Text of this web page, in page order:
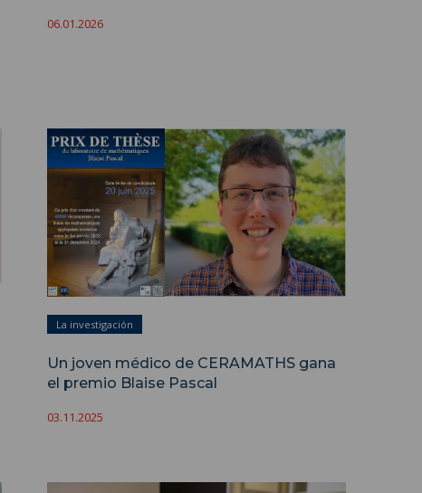
06.01.2026
La investigación
Un joven médico de CERAMATHS gana
el premio Blaise Pascal
03.11.2025